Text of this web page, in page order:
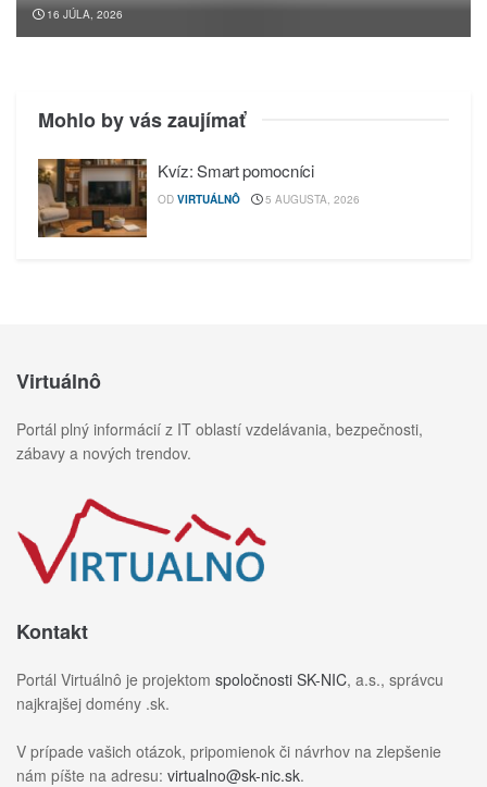
16 JÚLA, 2026
Mohlo by vás zaujímať
Kvíz: Smart pomocníci
OD VIRTUÁLNÔ 5 AUGUSTA, 2026
Virtuálnô
Portál plný informácií z IT oblastí vzdelávania, bezpečnosti,
zábavy a nových trendov.
Kontakt
Portál Virtuálnô je projektom spoločnosti SK-NIC, a.s., správcu
najkrajšej domény .sk.
V prípade vašich otázok, pripomienok či návrhov na zlepšenie
nám píšte na adresu: virtualno@sk-nic.sk.